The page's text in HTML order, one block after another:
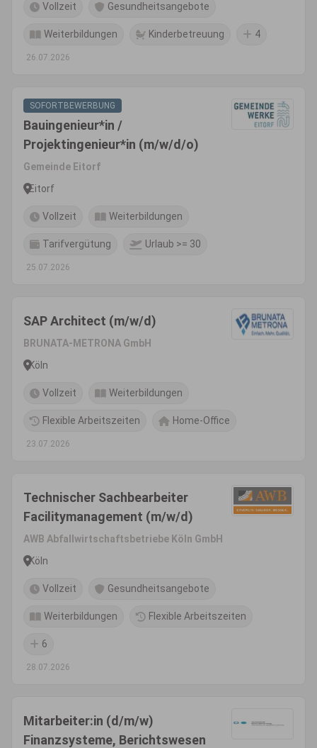
Vollzeit Gesundheitsangebote
Weiterbildungen Kinderbetreuung 4
26.07.2026
SOFORTBEWERBUNG
Bauingenieur*in /
Projektingenieur*in (m/w/d/o)
Gemeinde Eitorf
Eitorf
Vollzeit Weiterbildungen
Tarifvergütung Urlaub >= 30
25.07.2026
SAP Architect (m/w/d)
BRUNATA-METRONA GmbH
Köln
Vollzeit Weiterbildungen
Flexible Arbeitszeiten Home-Office
23.07.2026
Technischer Sachbearbeiter
Facilitymanagement (m/w/d)
AWB Abfallwirtschaftsbetriebe Köln GmbH
Köln
Vollzeit Gesundheitsangebote
Weiterbildungen Flexible Arbeitszeiten
6
28.07.2026
Mitarbeiter:in (d/m/w)
Finanzsysteme, Berichtswesen